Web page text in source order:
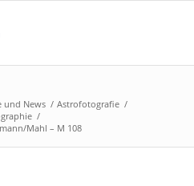
und News / Astrofotografie /
/
Mahl – M 108